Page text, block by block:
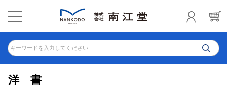
キーワードを入力してください
洋書